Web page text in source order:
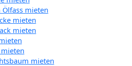
Ölfass mieten
mieten
mieten
mieten